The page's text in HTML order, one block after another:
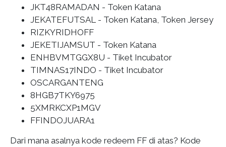
JKT48RAMADAN - Token Katana
JEKATEFUTSAL - Token Katana, Token Jersey
RIZKYRIDHOFF
JEKETIJAMSUT - Token Katana
ENHBVMTGGX8U - Tiket Incubator
TIMNAS17INDO - Tiket Incubator
OSCARGANTENG
8HGB7TKY6975
5XMRKCXP1MGV
FFINDOJUARA1
Dari mana asalnya kode redeem FF di atas? Kode